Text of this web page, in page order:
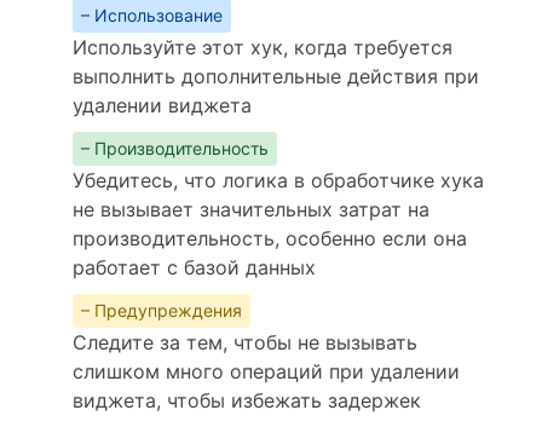
– Использование
Используйте этот хук, когда требуется
выполнить дополнительные действия при
удалении виджета
– Производительность
Убедитесь, что логика в обработчике хука
не вызывает значительных затрат на
производительность, особенно если она
работает с базой данных
– Предупреждения
Следите за тем, чтобы не вызывать
слишком много операций при удалении
виджета, чтобы избежать задержек